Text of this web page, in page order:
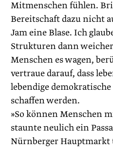
Mitmenschen ­fühlen.
Bereitschaft dazu nicht
Jam eine Blase. Ich
Strukturen dann
Menschen es wagen,
vertraue darauf, dass
lebendige
schaffen werden.
»So können Menschen
staunte neulich ein
Nürnberger Hauptmarkt